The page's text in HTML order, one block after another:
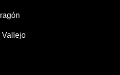
Vallejo